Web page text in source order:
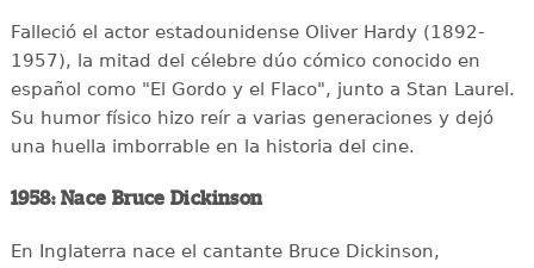
Falleció el actor estadounidense Oliver Hardy (1892-
1957), la mitad del célebre dúo cómico conocido en
español como "El Gordo y el Flaco", junto a Stan Laurel.
Su humor físico hizo reír a varias generaciones y dejó
una huella imborrable en la historia del cine.
1958: Nace Bruce Dickinson
En Inglaterra nace el cantante Bruce Dickinson,